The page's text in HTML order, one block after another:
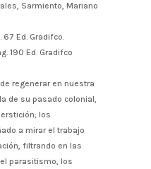
Sarmiento, Mariano
67 Ed. Gradifco.
190 Ed. Gradifco
regenerar en nuestra
de su pasado colonial,
los
a mirar el trabajo
filtrando en las
parasitismo, los